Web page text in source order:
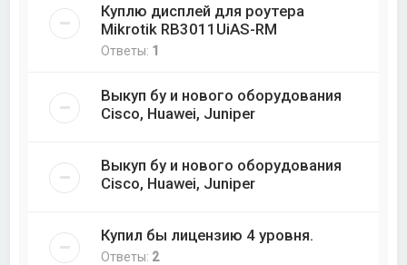
Куплю дисплей для роутера
Mikrotik RB3011UiAS-RM
Ответы: 1
Выкуп бу и нового оборудования
Cisco, Huawei, Juniper
Выкуп бу и нового оборудования
Cisco, Huawei, Juniper
Купил бы лицензию 4 уровня.
Ответы: 2